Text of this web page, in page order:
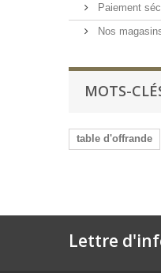
Paiement
Nos
MOTS-
table d'offrande
Lettre